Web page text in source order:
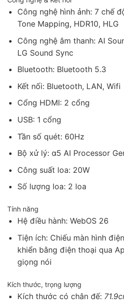
Công nghệ hình ảnh: 7 chế
Tone Mapping, HDR10, HLG
Công nghệ âm thanh: AI
LG Sound Sync
Bluetooth: Bluetooth 5.3
Kết nối: Bluetooth, LAN, Wifi
Cổng HDMI: 2 cổng
USB: 1 cổng
Tần số quét: 60Hz
Bộ xử lý: α5 AI Processor
Công suất loa: 20W
Số lượng loa: 2 loa
Tính năng
Hệ điều hành: WebOS 26
Tiện ích: Chiếu màn hình
khiển bằng điện thoại qua
giọng nói
Kích thước, trọng lượng
Kích thước có chân đế: